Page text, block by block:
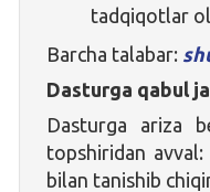
tadqiqotlar
Barcha talabar:
Dasturga qabul
Dasturga ariza
topshiridan avval:
bilan tanishib